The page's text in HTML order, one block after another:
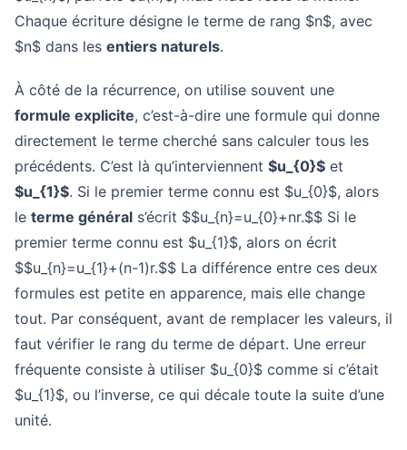
Chaque écriture désigne le terme de rang $n$, avec
$n$ dans les entiers naturels.
À côté de la récurrence, on utilise souvent une
formule explicite, c’est-à-dire une formule qui donne
directement le terme cherché sans calculer tous les
précédents. C’est là qu’interviennent $u_{0}$ et
$u_{1}$. Si le premier terme connu est $u_{0}$, alors
le terme général s’écrit $$u_{n}=u_{0}+nr.$$ Si le
premier terme connu est $u_{1}$, alors on écrit
$$u_{n}=u_{1}+(n-1)r.$$ La différence entre ces deux
formules est petite en apparence, mais elle change
tout. Par conséquent, avant de remplacer les valeurs, il
faut vérifier le rang du terme de départ. Une erreur
fréquente consiste à utiliser $u_{0}$ comme si c’était
$u_{1}$, ou l’inverse, ce qui décale toute la suite d’une
unité.